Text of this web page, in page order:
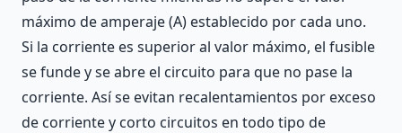
máximo de amperaje (A) establecido por cada uno.
Si la corriente es superior al valor máximo, el fusible
se funde y se abre el circuito para que no pase la
corriente. Así se evitan recalentamientos por exceso
de corriente y corto circuitos en todo tipo de